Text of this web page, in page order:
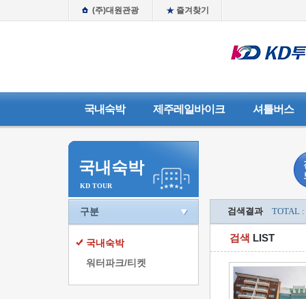
(주)대원관광 즐겨찾기
국내숙박 제주레일바이크 셔틀버스
국내숙박
KD TOUR
구분
국내숙박
워터파크/티켓
검색결과 TOTAL :
검색 LIST